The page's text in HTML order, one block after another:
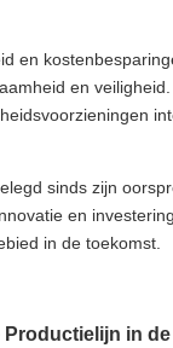
en
en
sinds zijn
en
in de toekomst.
in